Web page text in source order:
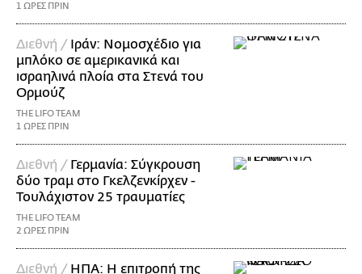
1 ΩΡΕΣ ΠΡΙΝ
Διεθνή / Ιράν: Νομοσχέδιο για
μπλόκο σε αμερικανικά και
ισραηλινά πλοία στα Στενά του
Ορμούζ
THE LIFO TEAM
1 ΩΡΕΣ ΠΡΙΝ
Διεθνή / Γερμανία: Σύγκρουση
δύο τραμ στο Γκελζενκίρχεν -
Τουλάχιστον 25 τραυματίες
THE LIFO TEAM
2 ΩΡΕΣ ΠΡΙΝ
Διεθνή / ΗΠΑ: Η επιτροπή της